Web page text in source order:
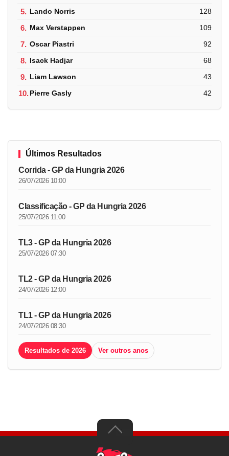
5. Lando Norris 128
6. Max Verstappen 109
7. Oscar Piastri 92
8. Isack Hadjar 68
9. Liam Lawson 43
10.Pierre Gasly 42
Últimos Resultados
Corrida - GP da Hungria 2026
26/07/2026 10:00
Classificação - GP da Hungria 2026
25/07/2026 11:00
TL3 - GP da Hungria 2026
25/07/2026 07:30
TL2 - GP da Hungria 2026
24/07/2026 12:00
TL1 - GP da Hungria 2026
24/07/2026 08:30
Resultados de 2026 Ver outros anos